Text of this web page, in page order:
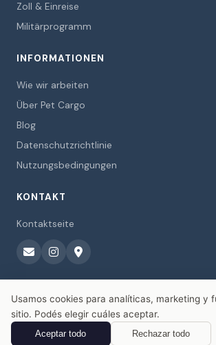
Zoll & Einreise
Militärprogramm
INFORMATIONEN
Wie wir arbeiten
Über Pet Cargo
Blog
Datenschutzrichtlinie
Nutzungsbedingungen
KONTAKT
Kontaktseite
© 2026 Pet Cargo. Alle Rechte
Usamos cookies para analíticas, marketing y
sitio. Podés elegir cuáles aceptar.
Aceptar todo Rechazar todo